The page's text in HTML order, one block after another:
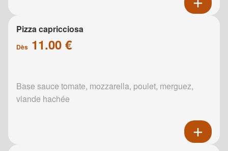
Pizza capricciosa
Dès 11.00 €
Base sauce tomate, mozzarella, poulet, merguez,
viande hachée